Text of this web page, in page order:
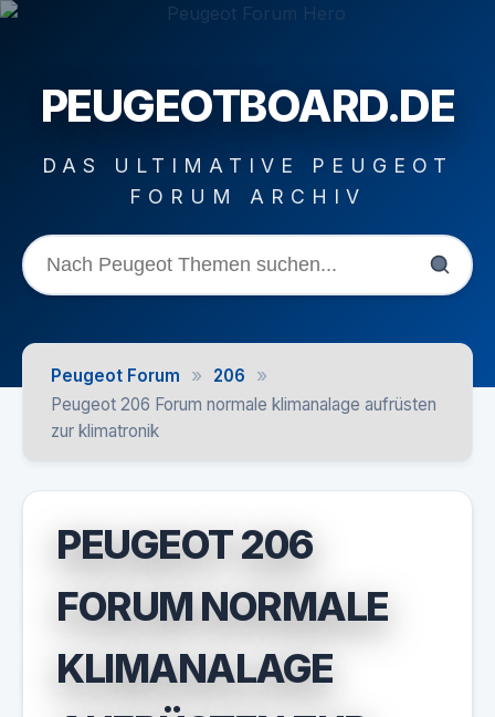
PEUGEOTBOARD.DE
DAS ULTIMATIVE PEUGEOT
FORUM ARCHIV
Peugeot Forum » 206 »
Peugeot 206 Forum normale klimanalage aufrüsten
zur klimatronik
PEUGEOT 206
FORUM NORMALE
KLIMANALAGE